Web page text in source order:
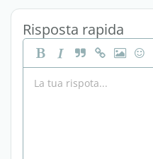
Risposta rapida